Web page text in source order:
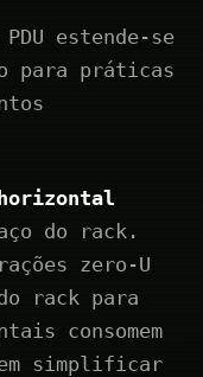
estende-se
para práticas
do rack.
zero-U
rack para
consomem
simplificar